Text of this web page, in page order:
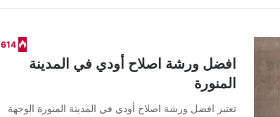
614
افضل ورشة اصلاح أودي في المدينة
المنورة
​تعتبر افضل ورشة اصلاح أودي في المدينة المنورة الوجهة